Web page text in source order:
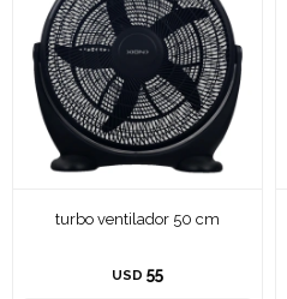
turbo ventilador 50 cm
USD 55